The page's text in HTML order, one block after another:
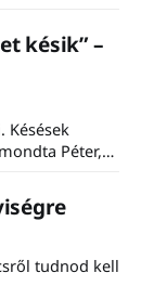
késik” –
Késések
Péter,
ezért nem is
tömeg
tudnod kell